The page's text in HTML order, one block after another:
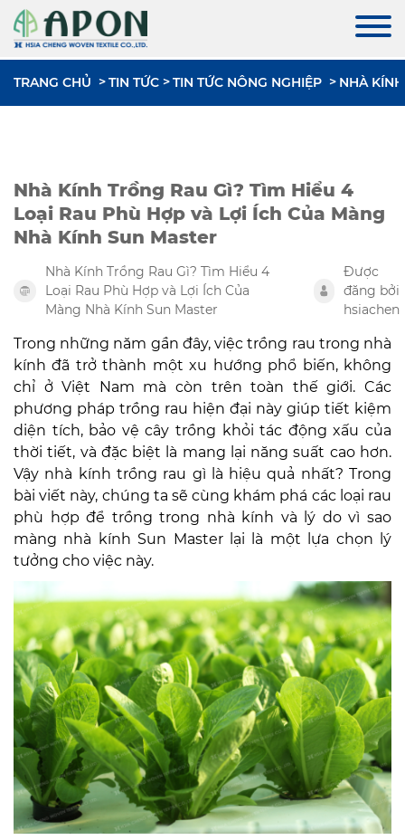
TRANG CHỦ TIN TỨC TIN TỨC NÔNG NGHIỆP NHÀ
Nhà Kính Trồng Rau Gì? Tìm Hiểu 4
Loại Rau Phù Hợp và Lợi Ích Của Màng
Nhà Kính Sun Master
Nhà Kính Trồng Rau Gì? Tìm Hiểu 4
Loại Rau Phù Hợp và Lợi Ích Của
Màng Nhà Kính Sun Master
Được
đăng bởi
hsiachen
Trong những năm gần đây, việc trồng rau trong nhà
kính đã trở thành một xu hướng phổ biến, không
chỉ ở Việt Nam mà còn trên toàn thế giới. Các
phương pháp trồng rau hiện đại này giúp tiết kiệm
diện tích, bảo vệ cây trồng khỏi tác động xấu của
thời tiết, và đặc biệt là mang lại năng suất cao hơn.
Vậy nhà kính trồng rau gì là hiệu quả nhất? Trong
bài viết này, chúng ta sẽ cùng khám phá các loại rau
phù hợp để trồng trong nhà kính và lý do vì sao
màng nhà kính Sun Master lại là một lựa chọn lý
tưởng cho việc này.